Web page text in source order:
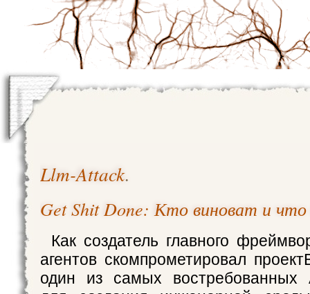
Llm-Attack.
Get Shit Done: Кто виноват и что
Как создатель главного
агентов скомпрометировал
один из самых востребованных